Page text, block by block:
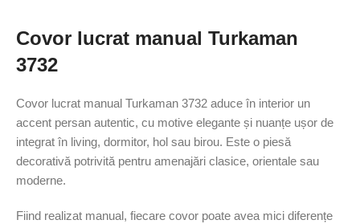
Covor lucrat manual Turkaman
3732
Covor lucrat manual Turkaman 3732 aduce în interior un
accent persan autentic, cu motive elegante și nuanțe ușor de
integrat în living, dormitor, hol sau birou. Este o piesă
decorativă potrivită pentru amenajări clasice, orientale sau
moderne.
Fiind realizat manual, fiecare covor poate avea mici diferențe